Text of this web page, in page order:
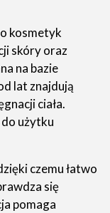
kosmetyk
skóry oraz
na bazie
lat znajdują
ciała.
użytku
czemu łatwo
się
pomaga